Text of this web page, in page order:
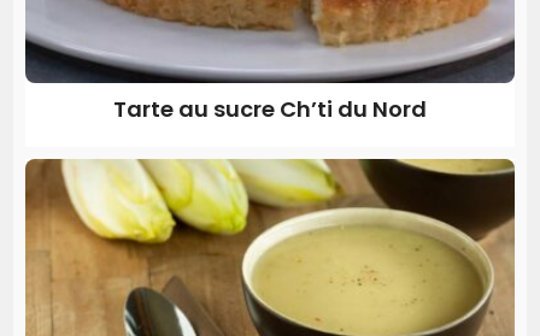
Tarte au sucre Ch’ti du Nord